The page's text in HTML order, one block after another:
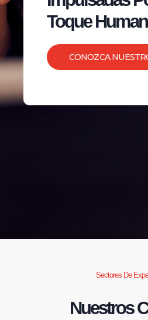
Toque
CONOZCA
Sectores De
Nuestros